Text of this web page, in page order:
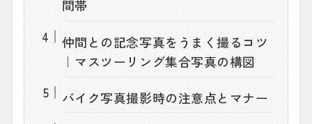
間帯
仲間との記念写真をうまく撮るコツ
｜マスツーリング集合写真の構図
バイク写真撮影時の注意点とマナー